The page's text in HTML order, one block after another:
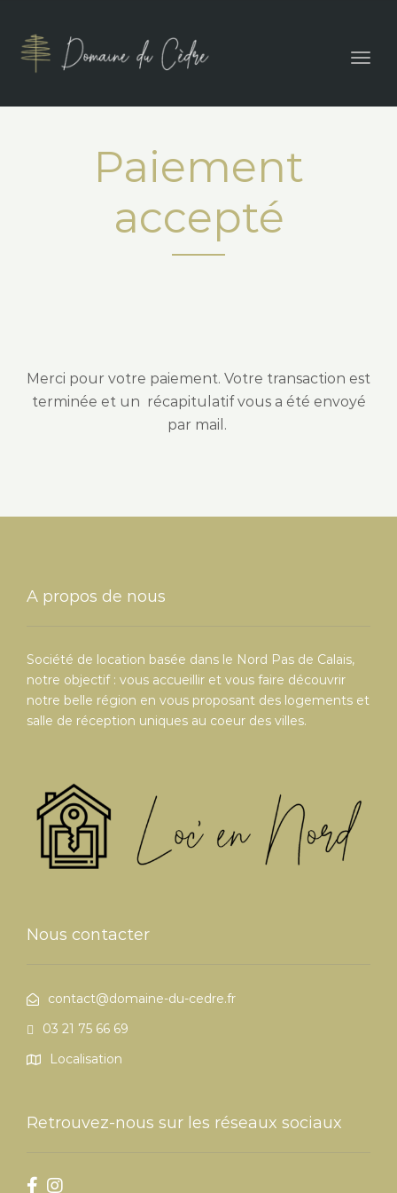
Paiement
accepté
Merci pour votre paiement. Votre transaction est
terminée et un récapitulatif vous a été envoyé
par mail.
A propos de nous
Société de location basée dans le Nord Pas de Calais,
notre objectif : vous accueillir et vous faire découvrir
notre belle région en vous proposant des logements et
salle de réception uniques au coeur des villes.
Nous contacter
contact@domaine-du-cedre.fr
03 21 75 66 69
Localisation
Retrouvez-nous sur les réseaux sociaux